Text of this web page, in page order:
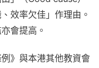
效率欠佳」作理由。
會提高。
》與本港其他教資會